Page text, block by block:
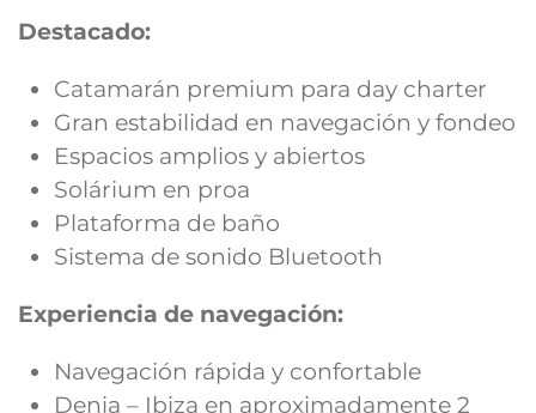
Destacado:
Catamarán premium para day charter
Gran estabilidad en navegación y fondeo
Espacios amplios y abiertos
Solárium en proa
Plataforma de baño
Sistema de sonido Bluetooth
Experiencia de navegación:
Navegación rápida y confortable
Denia – Ibiza en aproximadamente 2